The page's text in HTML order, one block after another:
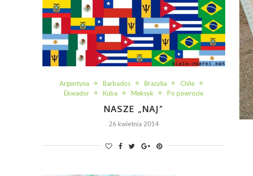
Argentyna Barbados Brazylia
Chile
Ekwador
Kuba Meksyk Po powrocie
NASZE „NAJ”
26 kwietnia 2014